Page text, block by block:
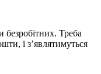
безробітних. Треба
і з’являтимуться